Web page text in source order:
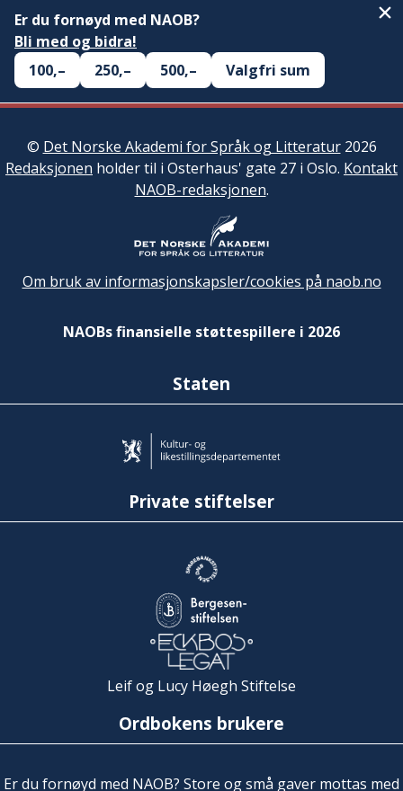
Er du fornøyd med NAOB?
Bli med og bidra!
100,–
250,– 500,– Valgfri sum
© Det Norske Akademi for Språk og Litteratur2026
Redaksjonen holder til i Osterhaus' gate 27 i Oslo. Kontakt
NAOB-redaksjonen.
Om bruk av informasjonskapsler/cookies på naob.no
NAOBs finansielle støttespillere i 2026
Staten
Private stiftelser
Leif og Lucy Høegh Stiftelse
Ordbokens brukere
Er du fornøyd med NAOB? Store og små gaver mottas med